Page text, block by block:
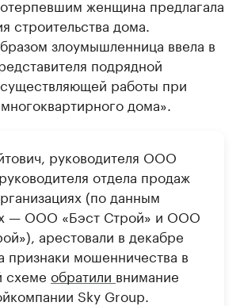
женщина предлагала
строительства дома.
злоумышленница ввела в
подрядной
работы при
дома».
руководителя ООО
отдела продаж
(по данным
— ООО «Бэст Строй» и ООО
арестовали в декабре
признаки мошенничества в
схеме обратили внимание
Sky Group.